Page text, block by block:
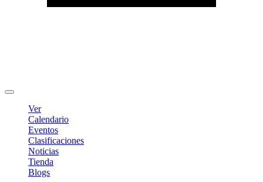
Ver
Calendario
Eventos
Clasificaciones
Noticias
Tienda
Blogs